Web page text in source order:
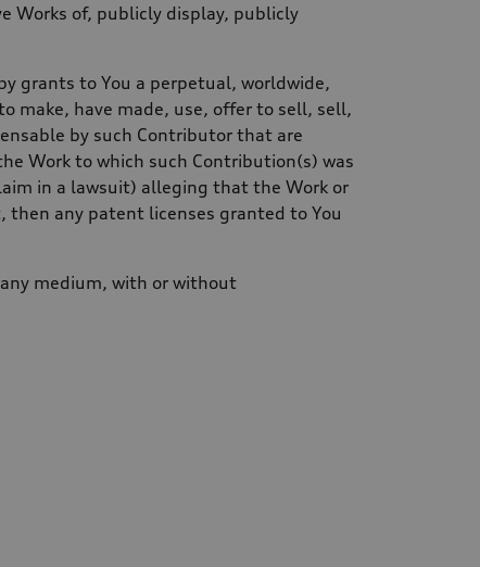
Works of, publicly display, publicly
grants to You a perpetual, worldwide,
make, have made, use, offer to sell, sell,
by such Contributor that are
Work to which such Contribution(s) was
in a lawsuit) alleging that the Work or
any patent licenses granted to You
medium, with or without